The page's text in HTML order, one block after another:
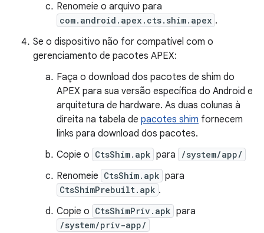
Renomeie o arquivo para
com.android.apex.cts.shim.apex .
Se o dispositivo não for compatível com o
gerenciamento de pacotes APEX:
Faça o download dos pacotes de shim do
APEX para sua versão específica do Android e
arquitetura de hardware. As duas colunas à
direita na tabela de pacotes shim fornecem
links para download dos pacotes.
Copie o CtsShim.apk para /system/app/
Renomeie CtsShim.apk para
CtsShimPrebuilt.apk .
Copie o CtsShimPriv.apk para
/system/priv-app/